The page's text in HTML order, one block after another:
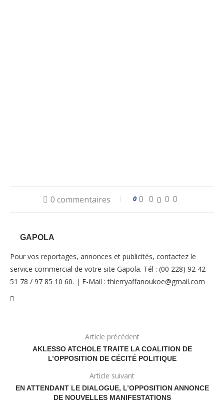
0 commentaires 0
GAPOLA
Pour vos reportages, annonces et publicités, contactez le
service commercial de votre site Gapola. Tél : (00 228) 92 42
51 78 / 97 85 10 60. | E-Mail : thierryaffanoukoe@gmail.com
Article précédent
AKLESSO ATCHOLE TRAITE LA COALITION DE
L’OPPOSITION DE CÉCITÉ POLITIQUE
Article suivant
EN ATTENDANT LE DIALOGUE, L’OPPOSITION ANNONCE
DE NOUVELLES MANIFESTATIONS